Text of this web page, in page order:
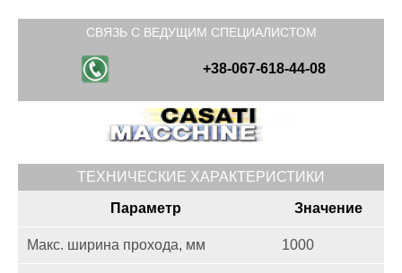
СВЯЗЬ С ВЕДУЩИМ СПЕЦИАЛИСТОМ
+38-067-618-44-08
ТЕХНИЧЕСКИЕ ХАРАКТЕРИСТИКИ
Параметр Значение
Макс. ширина прохода, мм 1000